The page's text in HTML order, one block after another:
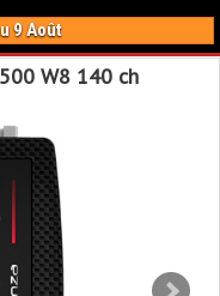
9 Août
W8 140 ch